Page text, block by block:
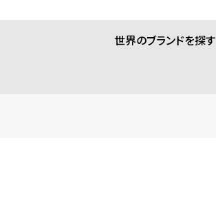
ーダーたちもノミネートされています。
世界のブランドを探す